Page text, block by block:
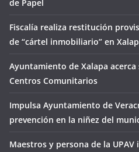
de Papel
Fiscalía realiza restitución
de “cártel inmobiliario” en
Ayuntamiento de Xalapa
Centros Comunitarios
Impulsa Ayuntamiento de
prevención en la niñez del
Maestros y persona de la